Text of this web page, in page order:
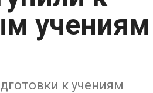
учениям
к учениям